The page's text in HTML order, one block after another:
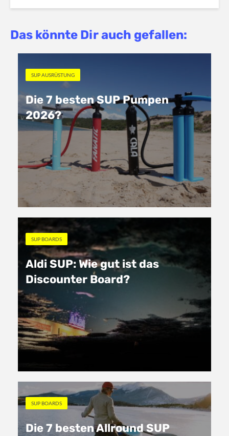
Das könnte Dir auch gefallen:
SUP AUSRÜSTUNG
Die 7 besten SUP Pumpen
2026?
SUP BOARDS
Aldi SUP: Wie gut ist das
Discounter Board?
SUP BOARDS
Die 7 besten Allround SUP